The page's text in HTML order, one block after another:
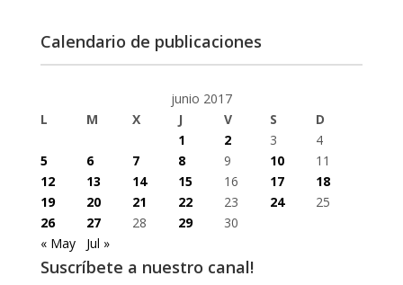
Calendario de publicaciones
junio 2017
L
M X J V S
D
1
2 3
4
5
6 7 8 9 10
11
12
13 14 15 16 17
18
19
20 21 22 23 24
25
26
27 28 29
30
« May
Jul »
Suscríbete a nuestro canal!